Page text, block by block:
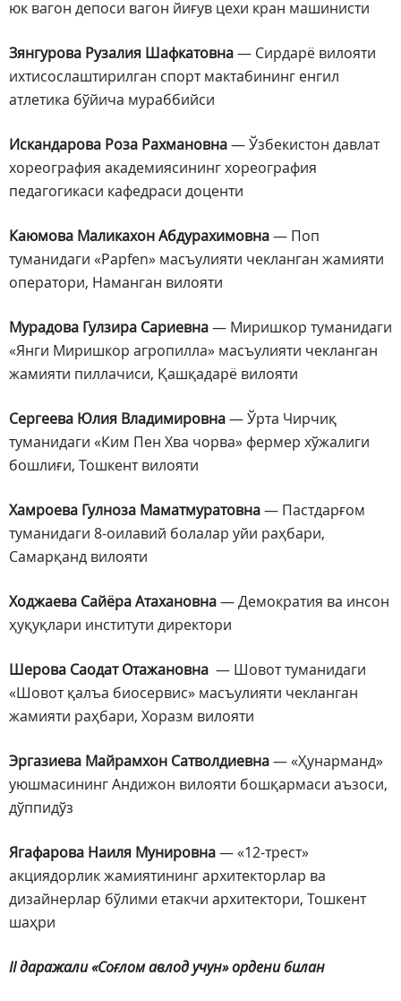
юк вагон депоси вагон йиғув цехи кран машинисти
Зянгурова Рузалия Шафкатовна— Сирдарё вилояти
ихтисослаштирилган спорт мактабининг енгил
атлетика бўйича мураббийси
Искандарова Роза Рахмановна— Ўзбекистон давлат
хореография академиясининг хореография
педагогикаси кафедраси доценти
Каюмова Маликахон Абдурахимовна— Поп
туманидаги «Papfen» масъулияти чекланган жамияти
оператори, Наманган вилояти
Мурадова Гулзира Сариевна— Миришкор туманидаги
«Янги Миришкор агропилла» масъулияти чекланган
жамияти пиллачиси, Қашқадарё вилояти
Сергеева Юлия Владимировна— Ўрта Чирчиқ
туманидаги «Ким Пен Хва чорва» фермер хўжалиги
бошлиғи, Тошкент вилояти
Хамроева Гулноза Маматмуратовна— Пастдарғом
туманидаги 8-оилавий болалар уйи раҳбари,
Самарқанд вилояти
Ходжаева Сайёра Атахановна— Демократия ва инсон
ҳуқуқлари институти директори
Шерова Саодат Отажановна — Шовот туманидаги
«Шовот қалъа биосервис» масъулияти чекланган
жамияти раҳбари, Хоразм вилояти
Эргазиева Майрамхон Сатволдиевна— «Ҳунарманд»
уюшмасининг Андижон вилояти бошқармаси аъзоси,
дўппидўз
Ягафарова Наиля Мунировна— «12-трест»
акциядорлик жамиятининг архитекторлар ва
дизайнерлар бўлими етакчи архитектори, Тошкент
шаҳри
II даражали «Соғлом авлод учун» ордени билан